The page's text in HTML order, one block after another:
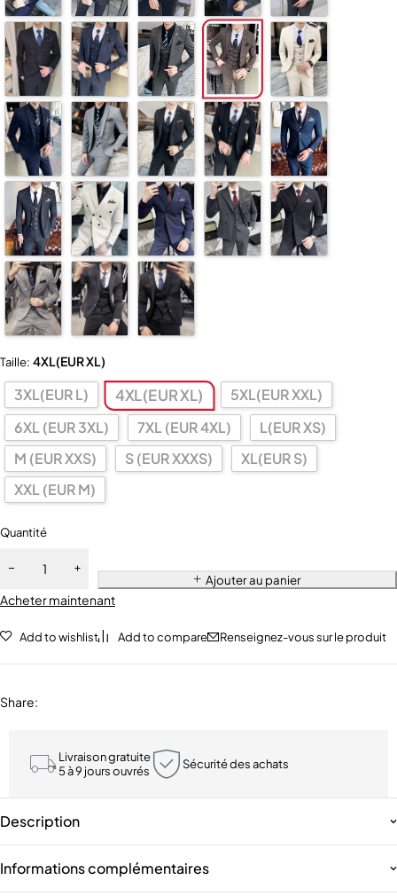
Taille: 4XL(EUR XL)
3XL(EUR L) 4XL(EUR XL)
5XL(EUR XXL)
6XL (EUR 3XL)
7XL (EUR 4XL)
L(EUR XS)
M (EUR XXS)
S (EUR XXXS)
XL(EUR S)
XXL (EUR M)
Quantité
Ajouter au panier
Acheter maintenant
Add to wishlist Add to compare Renseignez-vous sur le produit
Share:
Livraison gratuite
5 à 9 jours ouvrés
Sécurité des achats
Description
Informations complémentaires